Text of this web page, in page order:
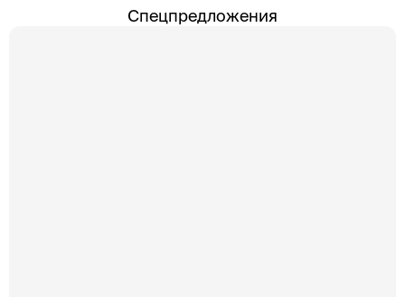
Спецпредложения